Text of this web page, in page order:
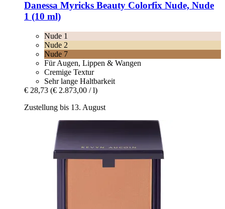
Danessa Myricks Beauty Colorfix Nude, Nude
1 (10 ml)
Nude 1
Nude 2
Nude 7
Für Augen, Lippen & Wangen
Cremige Textur
Sehr lange Haltbarkeit
€ 28,73 (€ 2.873,00 / l)
Zustellung bis 13. August